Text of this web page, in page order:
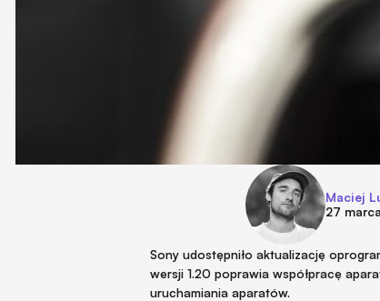
Maciej
27
Sony udostępniło aktualizację
wersji 1.20 poprawia współpracę
uruchamiania aparatów.